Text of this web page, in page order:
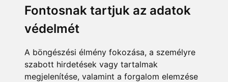
Fontosnak tartjuk az adatok
védelmét
A böngészési élmény fokozása, a személyre
szabott hirdetések vagy tartalmak
megjelenítése, valamint a forgalom elemzése
Ajánlatot kérek Ajánlatot kérek